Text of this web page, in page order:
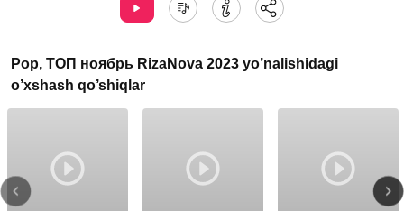
Pop, ТОП ноябрь RizaNova 2023 yo’nalishidagi
o’xshash qo’shiqlar